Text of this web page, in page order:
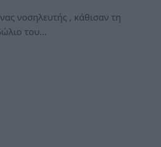
νοσηλευτής , κάθισαν τη
του…